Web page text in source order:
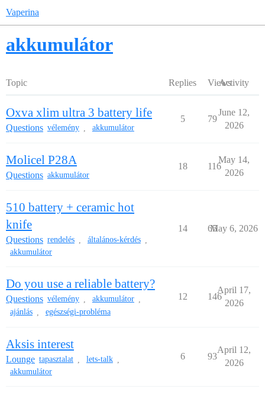
Vaperina
akkumulátor
Topic Replies ViewsActivity
Oxva xlim ultra 3 battery life
Questions vélemény akkumulátor
5 79
June 12,
2026
Molicel P28A
Questions akkumulátor
18 116
May 14,
2026
510 battery + ceramic hot
knife
Questions rendelés általános-kérdés
akkumulátor
14 65
May 6, 2026
Do you use a reliable battery?
Questions vélemény akkumulátor
ajánlás
egészségi-probléma
12 146
April 17,
2026
Aksis interest
Lounge tapasztalat lets-talk
akkumulátor
6 93
April 12,
2026